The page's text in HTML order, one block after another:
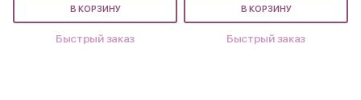
В КОРЗИНУ
Быстрый заказ
В КОРЗИНУ
Быстрый заказ